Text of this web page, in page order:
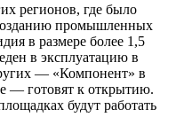
регионов, где было
промышленных
в размере более 1,5
в эксплуатацию в
— «Компонент» в
— готовят к открытию.
будут работать